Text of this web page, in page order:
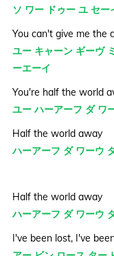
ソ ワー ドゥー ユ セー
You can't give me the
ユー キャーン ギーヴ
ーエーイ
You're half the world
ユー ハーアーフ ダ ワ
Half the world away
ハーアーフ ダ ワーウ
Half the world away
ハーアーフ ダ ワーウ
I've been lost, I've